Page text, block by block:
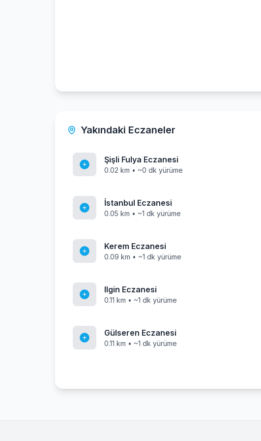
Yakındaki Eczaneler
Şişli Fulya Eczanesi
0.02 km • ~0 dk yürüme
İstanbul Eczanesi
0.05 km • ~1 dk yürüme
Kerem Eczanesi
0.09 km • ~1 dk yürüme
Ilgin Eczanesi
0.11 km • ~1 dk yürüme
Gülseren Eczanesi
0.11 km • ~1 dk yürüme